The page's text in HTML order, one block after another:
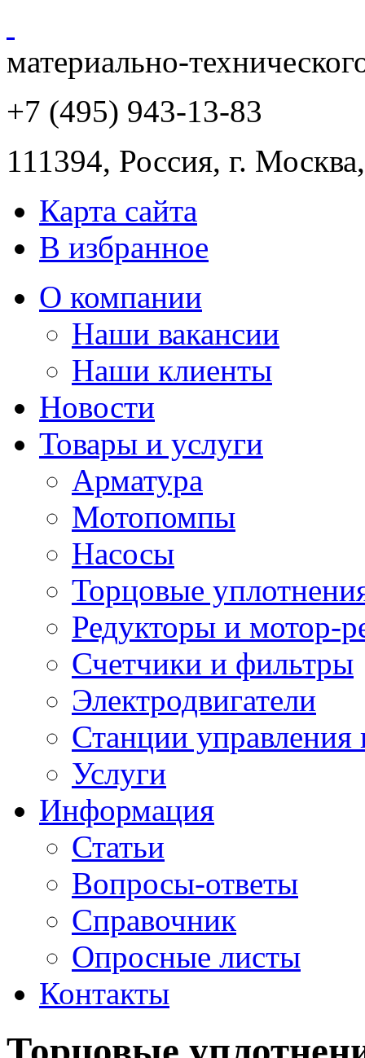
материально-
+7 (495) 943-13-83
111394, Россия, г. Москва
Карта сайта
В избранное
О компании
Наши вакансии
Наши клиенты
Новости
Товары и услуги
Арматура
Мотопомпы
Насосы
Торцовые
Редукторы и мотор-
Счетчики и фильтры
Электродвигатели
Станции управления
Услуги
Информация
Статьи
Вопросы-ответы
Справочник
Опросные листы
Контакты